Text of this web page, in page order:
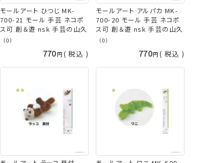
モールアート ひつじ MK-
700-21 モール 手芸 ネコポ
ス可 創＆遊 nsk 手芸の山久
（0）
770 税込
モールアート アルパカ MK-
700-20 モール 手芸 ネコポ
ス可 創＆遊 nsk 手芸の山久
（0）
770 税込